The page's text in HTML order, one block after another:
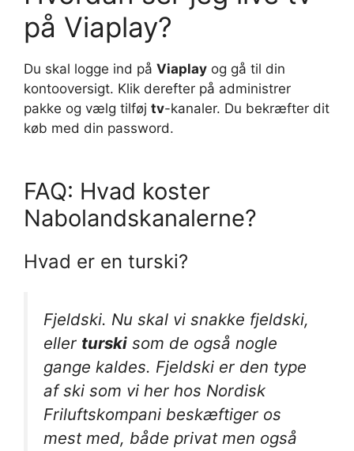
på Viaplay?
Du skal logge ind på Viaplay og gå til din
kontooversigt. Klik derefter på administrer
pakke og vælg tilføj tv-kanaler. Du bekræfter dit
køb med din password.
FAQ: Hvad koster
Nabolandskanalerne?
Hvad er en turski?
Fjeldski. Nu skal vi snakke fjeldski,
eller turski som de også nogle
gange kaldes. Fjeldski er den type
af ski som vi her hos Nordisk
Friluftskompani beskæftiger os
mest med, både privat men også